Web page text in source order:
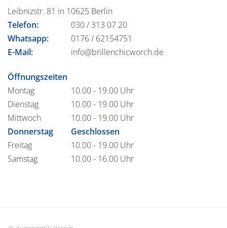
Leibnizstr. 81 in 10625 Berlin
Telefon:
030 / 313 07 20
Whatsapp:
0176 / 62154751
E-Mail:
info@brillenchicworch.de
Öffnungszeiten
Montag
10.00 - 19.00 Uhr
Dienstag
10.00 - 19.00 Uhr
Mittwoch
10.00 - 19.00 Uhr
Donnerstag
Geschlossen
Freitag
10.00 - 19.00 Uhr
Samstag
10.00 - 16.00 Uhr